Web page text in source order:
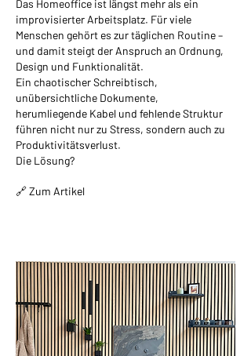
Das Homeoffice ist längst mehr als ein
improvisierter Arbeitsplatz. Für viele
Menschen gehört es zur täglichen Routine –
und damit steigt der Anspruch an Ordnung,
Design und Funktionalität.
Ein chaotischer Schreibtisch,
unübersichtliche Dokumente,
herumliegende Kabel und fehlende Struktur
führen nicht nur zu Stress, sondern auch zu
Produktivitätsverlust.
Die Lösung?
🔗 Zum Artikel